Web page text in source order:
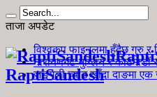
ताजा अपडेट
विश्वकप फाइनलमा हुँदैछ गुरु र
नारायणगढ-मुग्लिन र
जङ्गली च्याउ खाँदा दाङमा एक
RaptiSandesh